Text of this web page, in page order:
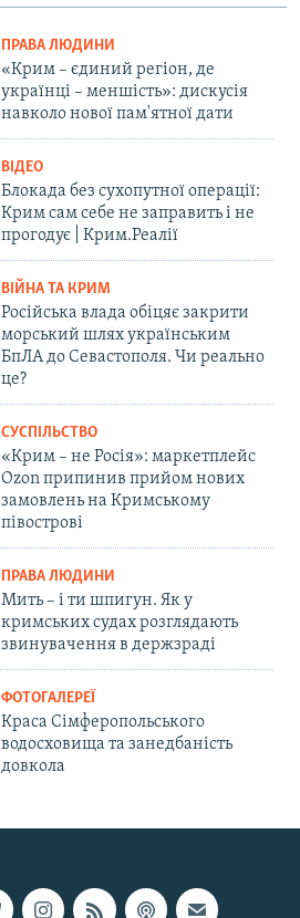
ПРАВА ЛЮДИНИ
«Крим – єдиний регіон, де
українці – меншість»: дискусія
навколо нової пам'ятної дати
ВІДЕО
Блокада без сухопутної операції:
Крим сам себе не заправить і не
прогодує | Крим.Реалії
ВІЙНА ТА КРИМ
Російська влада обіцяє закрити
морський шлях українським
БпЛА до Севастополя. Чи реально
це?
СУСПІЛЬСТВО
«Крим – не Росія»: маркетплейс
Ozon припинив прийом нових
замовлень на Кримському
півострові
ПРАВА ЛЮДИНИ
Мить – і ти шпигун. Як у
кримських судах розглядають
звинувачення в держзраді
ФОТОГАЛЕРЕЇ
Краса Сімферопольського
водосховища та занедбаність
довкола